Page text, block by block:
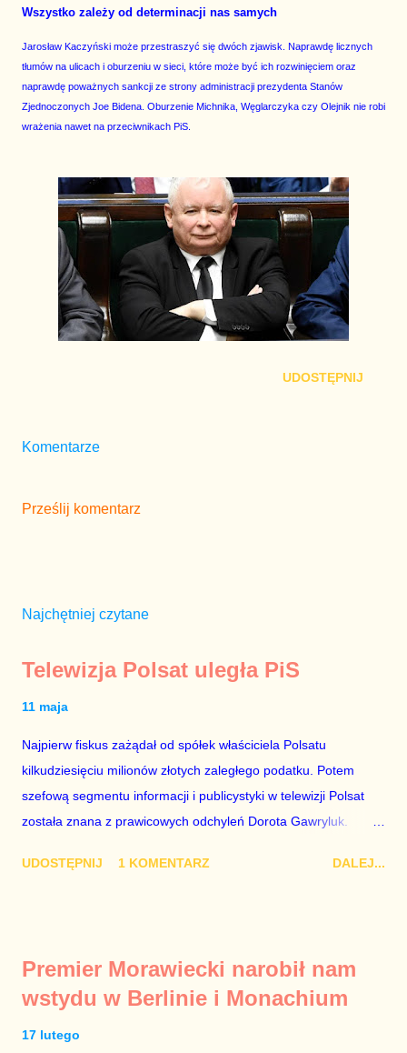
Wszystko zależy od determinacji nas samych
Jarosław Kaczyński może przestraszyć się dwóch zjawisk. Naprawdę licznych
tłumów na ulicach i oburzeniu w sieci, które może być ich rozwinięciem oraz
naprawdę poważnych sankcji ze strony administracji prezydenta Stanów
Zjednoczonych Joe Bidena. Oburzenie Michnika, Węglarczyka czy Olejnik nie robi
wrażenia nawet na przeciwnikach PiS.
UDOSTĘPNIJ
Komentarze
Prześlij komentarz
Najchętniej czytane
Telewizja Polsat uległa PiS
11 maja
Najpierw fiskus zażądał od spółek właściciela Polsatu
kilkudziesięciu milionów złotych zaległego podatku. Potem
szefową segmentu informacji i publicystyki w telewizji Polsat
została znana z prawicowych odchyleń Dorota Gawryluk.
marionetka partii rządzącej, żona agenta SB, który jest obecnie
tylko tam, gdzie nie ma trudnych pytań. Taki obrót spraw
przyjmuję ze smutkiem. Właściciela Polsatu – Zygmunta
UDOSTĘPNIJ 1 KOMENTARZ DALEJ...
Premier Morawiecki narobił nam
wstydu w Berlinie i Monachium
17 lutego